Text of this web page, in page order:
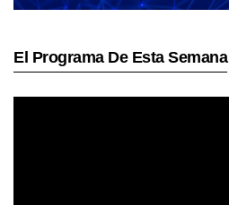
El Programa De Esta Semana